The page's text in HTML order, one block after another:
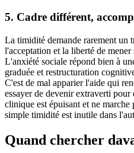
5. Cadre différent,
La timidité demande rarement un
l'acceptation et la liberté de mener
L'anxiété sociale répond bien à
graduée et restructuration
C'est de mal apparier l'aide qui
essayer de devenir extraverti
clinique est épuisant et ne marche
simple timidité est inutile dans
Quand chercher